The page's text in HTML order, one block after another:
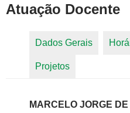
Atuação Docente
Dados Gerais
Projetos
MARCELO JORGE